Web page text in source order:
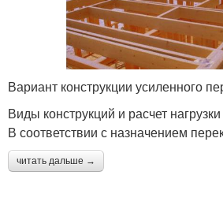
Вариант конструкции усиленного
Виды конструкций и расчет
В соответствии с назначением
читать дальше →